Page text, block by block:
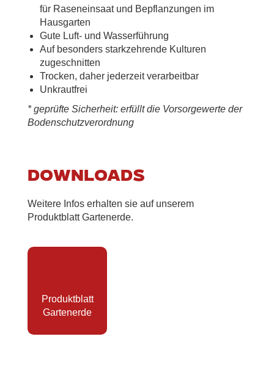
für Raseneinsaat und Bepflanzungen im
Hausgarten
Gute Luft- und Wasserführung
Auf besonders starkzehrende Kulturen
zugeschnitten
Trocken, daher jederzeit verarbeitbar
Unkrautfrei
* geprüfte Sicherheit: erfüllt die Vorsorgewerte der
Bodenschutzverordnung
Downloads
Weitere Infos erhalten sie auf unserem
Produktblatt Gartenerde.
Produktblatt
Gartenerde